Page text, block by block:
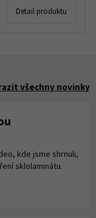
Detail produktu
všechny novinky
kde jsme shrnuli,
sklolaminátu.